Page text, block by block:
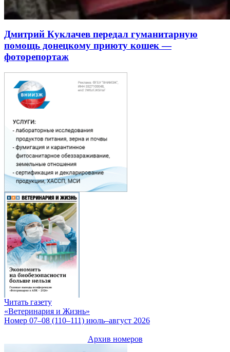
Дмитрий Куклачев передал гуманитарную
помощь донецкому приюту кошек —
фоторепортаж
Читать газету
«Ветеринария и Жизнь»
Номер 07–08 (110–111) июль–август 2026
Архив номеров